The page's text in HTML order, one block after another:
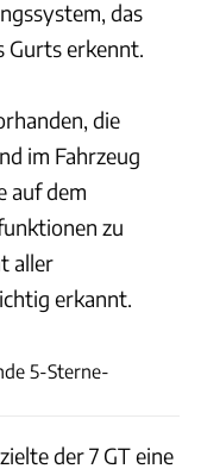
das
Gurts erkennt.
die
im Fahrzeug
auf dem
zu
aller
erkannt.
5-Sterne-
der 7 GT eine